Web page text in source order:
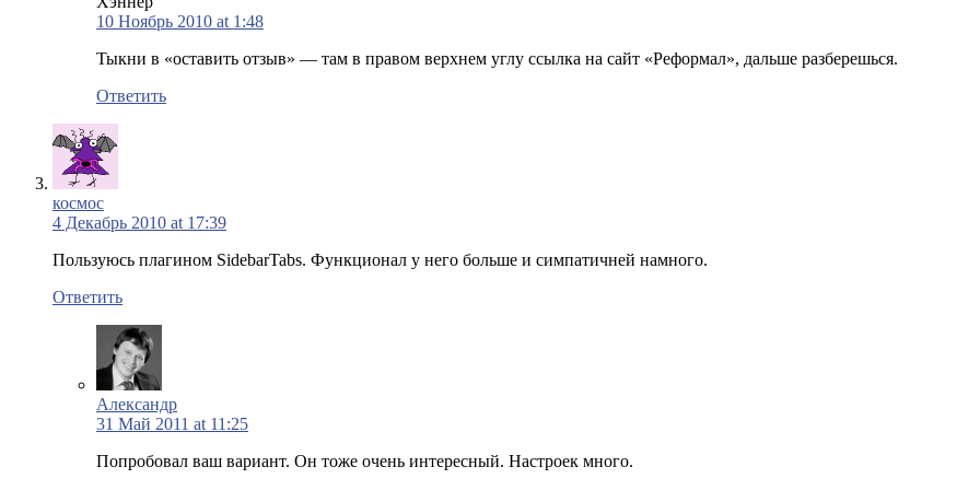
10 Ноябрь 2010 at 1:48
Тыкни в «оставить отзыв» — там в правом верхнем углу ссылка на сайт «Реформал», дальше разберешься.
Ответить
космос
4 Декабрь 2010 at 17:39
Пользуюсь плагином SidebarTabs. Функционал у него больше и симпатичней намного.
Ответить
Александр
31 Май 2011 at 11:25
Попробовал ваш вариант. Он тоже очень интересный. Настроек много.